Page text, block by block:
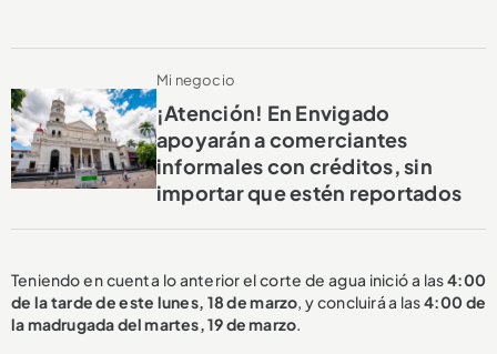
Mi negocio
¡Atención! En Envigado
apoyarán a comerciantes
informales con créditos, sin
importar que estén reportados
Teniendo en cuenta lo anterior el corte de agua inició a las4:00
de la tarde de este lunes, 18 de marzo, y concluirá a las4:00 de
la madrugada del martes, 19 de marzo.